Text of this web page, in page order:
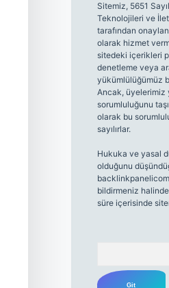
Sitemiz, 5651
Teknolojileri ve
tarafından
olarak hizmet
sitedeki içerikleri
denetleme veya
yükümlülüğümüz
Ancak, üyelerimiz
sorumluluğunu
olarak bu
sayılırlar.
Hukuka ve yasal
olduğunu
bildirmeniz
süre içerisinde